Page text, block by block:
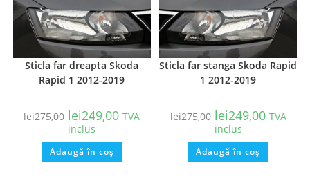
Sticla far dreapta Skoda
Rapid 1 2012-2019
lei275,00 lei249,00 TVA
inclus
Adaugă în coș
Sticla far stanga Skoda Rapid
1 2012-2019
lei275,00 lei249,00 TVA
inclus
Adaugă în coș